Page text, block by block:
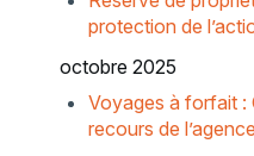
protection de
octobre 2025
Voyages à forfait :
recours de l’agence